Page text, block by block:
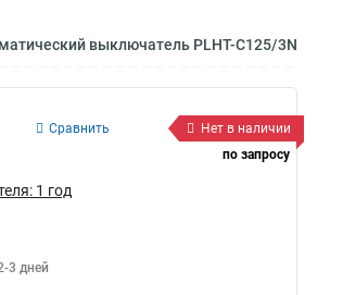
выключатель PLHT-C125/3N
Сравнить
Нет в наличии
по запросу
1 год
3 дней